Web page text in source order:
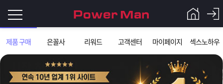
제품 구매 은꼴사 리워드 고객센터 마이페이지 섹스노하우
그
인
로